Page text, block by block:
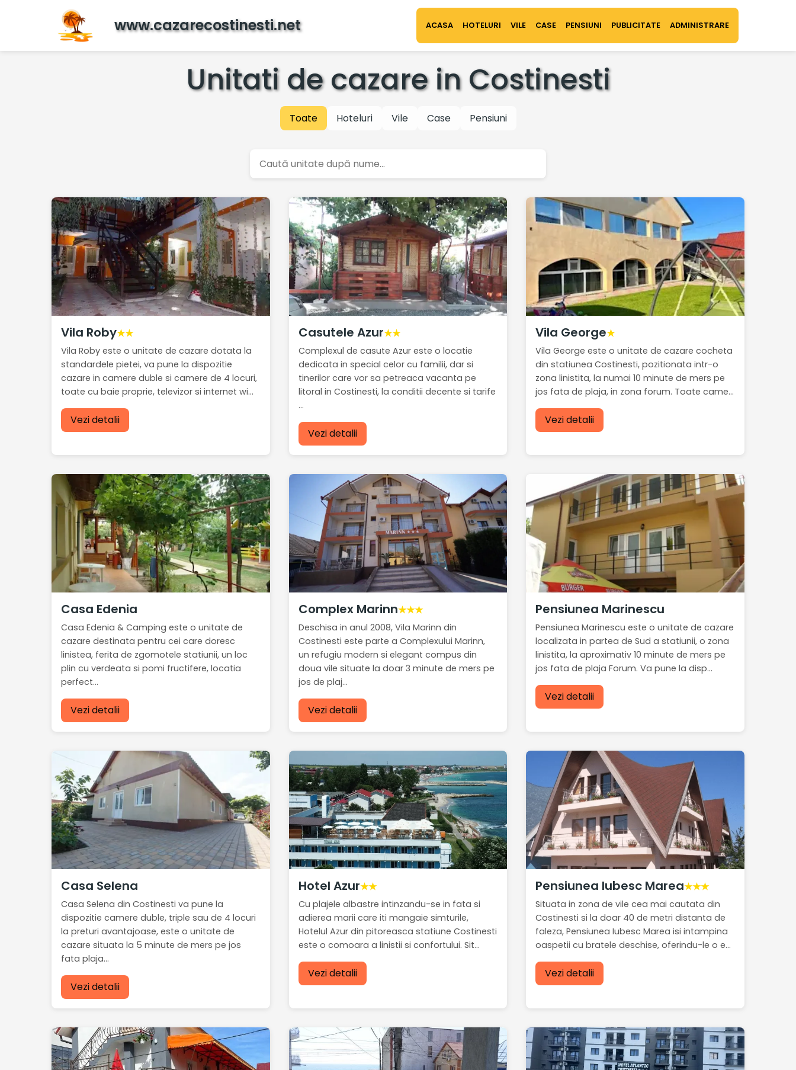
www.cazarecostinesti.net ACASA HOTELURI VILE CASE PENSIUNI PUBLICITATE ADMINISTRARE
Unitati de cazare in Costinesti
Toate Hoteluri Vile Case Pensiuni
Vila Roby★★
Vila Roby este o unitate de cazare dotata la
standardele pietei, va pune la dispozitie
cazare in camere duble si camere de 4 locuri,
toate cu baie proprie, televizor si internet wi...
Vezi detalii
Casutele Azur★★
Complexul de casute Azur este o locatie
dedicata in special celor cu familii, dar si
tinerilor care vor sa petreaca vacanta pe
litoral in Costinesti, la conditii decente si tarife
...
Vezi detalii
Vila George★
Vila George este o unitate de cazare cocheta
din statiunea Costinesti, pozitionata intr-o
zona linistita, la numai 10 minute de mers pe
jos fata de plaja, in zona forum. Toate came...
Vezi detalii
Casa Edenia
Casa Edenia & Camping este o unitate de
cazare destinata pentru cei care doresc
linistea, ferita de zgomotele statiunii, un loc
plin cu verdeata si pomi fructifere, locatia
perfect...
Vezi detalii
Complex Marinn★★★
Deschisa in anul 2008, Vila Marinn din
Costinesti este parte a Complexului Marinn,
un refugiu modern si elegant compus din
doua vile situate la doar 3 minute de mers pe
jos de plaj...
Vezi detalii
Pensiunea Marinescu
Pensiunea Marinescu este o unitate de cazare
localizata in partea de Sud a statiunii, o zona
linistita, la aproximativ 10 minute de mers pe
jos fata de plaja Forum. Va pune la disp...
Vezi detalii
Casa Selena
Casa Selena din Costinesti va pune la
dispozitie camere duble, triple sau de 4 locuri
la preturi avantajoase, este o unitate de
cazare situata la 5 minute de mers pe jos
fata plaja...
Vezi detalii
Hotel Azur★★
Cu plajele albastre intinzandu-se in fata si
adierea marii care iti mangaie simturile,
Hotelul Azur din pitoreasca statiune Costinesti
este o comoara a linistii si confortului. Sit...
Vezi detalii
Pensiunea Iubesc Marea★★★
Situata in zona de vile cea mai cautata din
Costinesti si la doar 40 de metri distanta de
faleza, Pensiunea Iubesc Marea isi intampina
oaspetii cu bratele deschise, oferindu-le o e...
Vezi detalii